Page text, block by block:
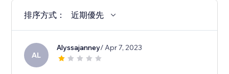
排序方式： 近期優先
AL
Alyssajanney/ Apr 7, 2023